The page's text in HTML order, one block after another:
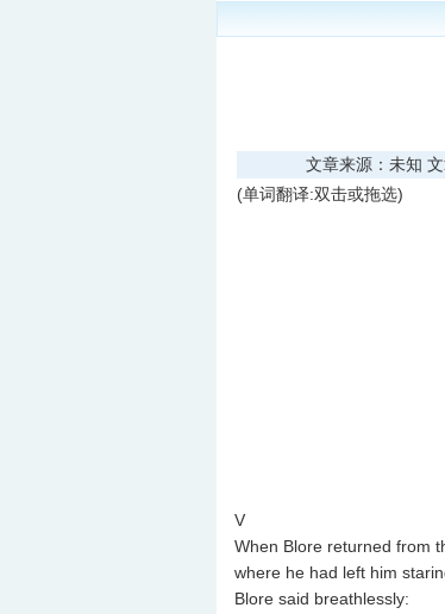
文章来源：未知
(单词翻译:双击或拖选)
V
When Blore returned from
where he had left him
Blore said breathlessly: